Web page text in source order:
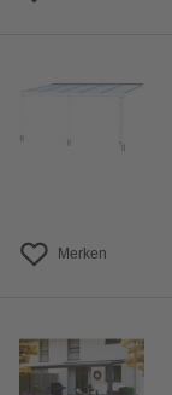
Merken